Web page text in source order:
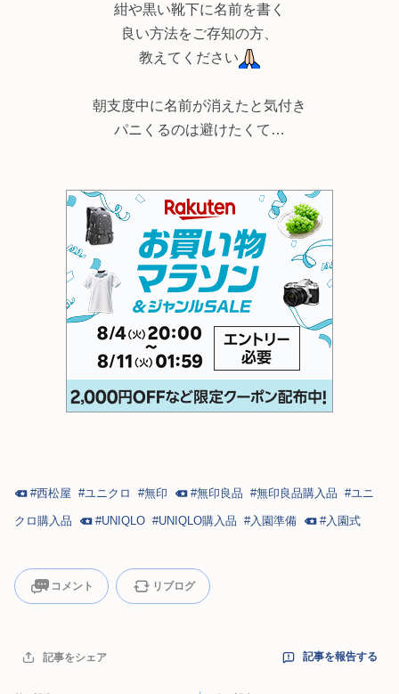
紺や黒い靴下に名前を書く
良い方法をご存知の方、
教えてください
朝支度中に名前が消えたと気付き
パニくるのは避けたくて…
#西松屋 #ユニクロ #無印 #無印良品 #無印良品購入品 #ユニ
クロ購入品 #UNIQLO #UNIQLO購入品 #入園準備 #入園式
コメント リブログ
記事をシェア 記事を報告する